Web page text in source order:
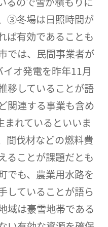
③冬場は日照時間が
ば有効であることも
では、民間事業者が
オ発電を昨年11月
移していることが語
関連する事業も含め
れているといいま
間伐材などの燃料費
ることが課題だとも
でも、農業用水路を
していることが語ら
域は豪雪地帯である